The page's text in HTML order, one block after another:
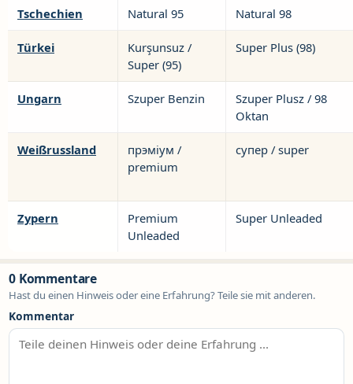
Tschechien Natural 95 Natural 98
Türkei
Kurşunsuz /
Super (95)
Super Plus (98)
Ungarn Szuper Benzin
Szuper Plusz / 98
Oktan
Weißrussland
прэміум /
premium
супер / super
Zypern
Premium
Unleaded
Super Unleaded
0 Kommentare
Hast du einen Hinweis oder eine Erfahrung? Teile sie mit anderen.
Kommentar